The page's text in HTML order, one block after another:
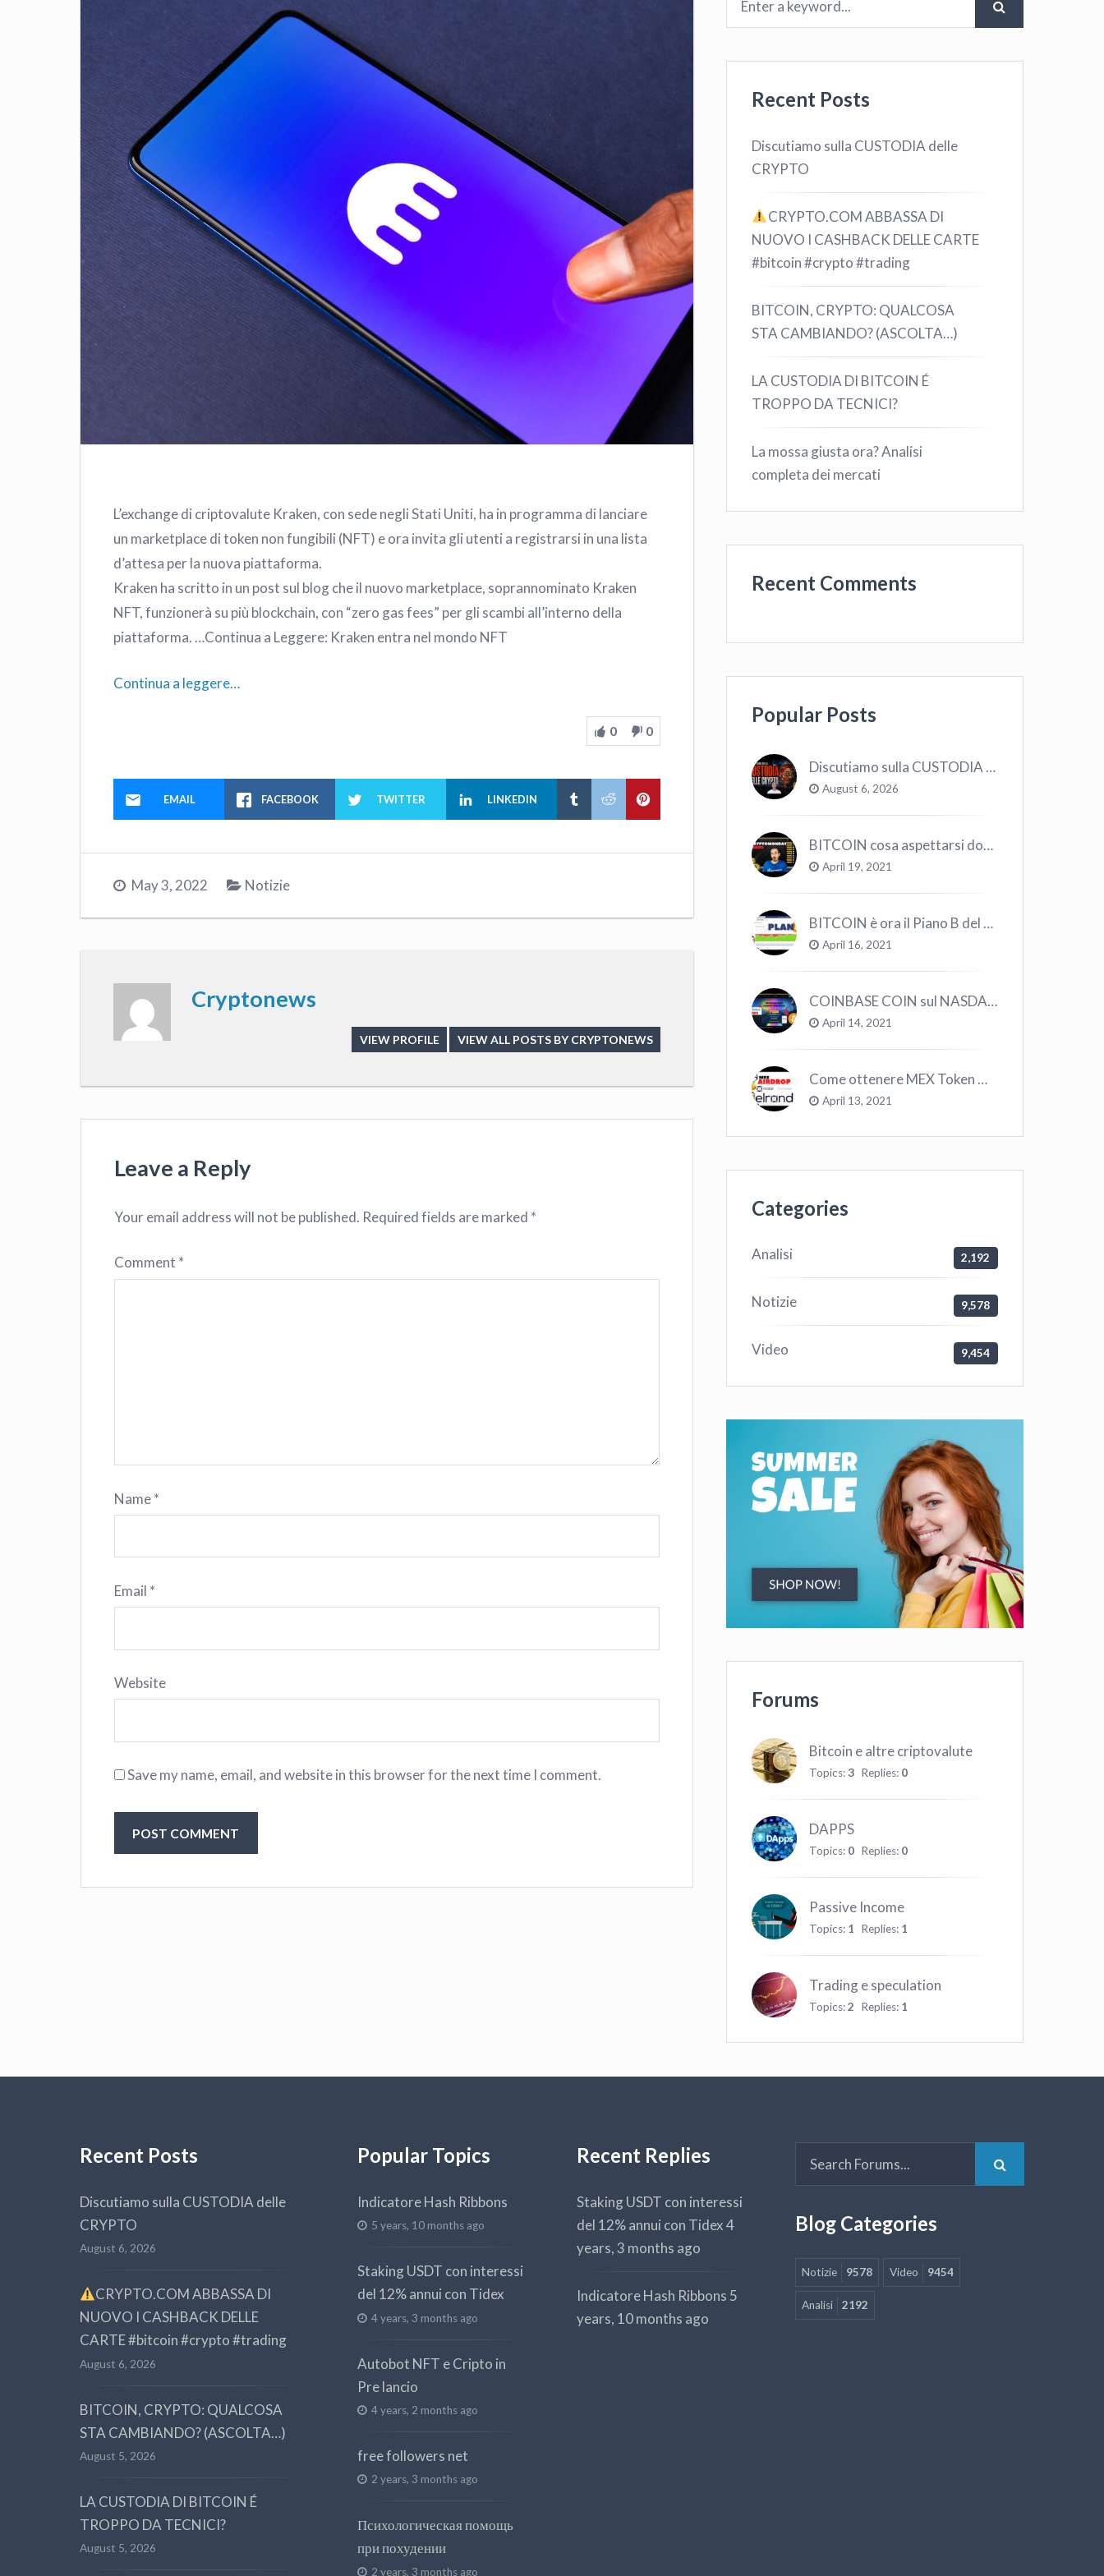
L’exchange di criptovalute Kraken, con sede negli Stati Uniti, ha in programma di lanciare
un marketplace di token non fungibili (NFT) e ora invita gli utenti a registrarsi in una lista
d’attesa per la nuova piattaforma.
Kraken ha scritto in un post sul blog che il nuovo marketplace, soprannominato Kraken
NFT, funzionerà su più blockchain, con “zero gas fees” per gli scambi all’interno della
piattaforma. …Continua a Leggere: Kraken entra nel mondo NFT
Continua a leggere…
0 0
EMAIL FACEBOOK TWITTER LINKEDIN
May 3, 2022 Notizie
Cryptonews
VIEW PROFILE VIEW ALL POSTS BY CRYPTONEWS
Leave a Reply
Your email address will not be published. Required fields are marked *
Comment *
Name*
Email *
Website
Save my name, email, and website in this browser for the next time I comment.
Recent Posts
Discutiamo sulla CUSTODIA delle
CRYPTO
CRYPTO.COM ABBASSA DI
NUOVO I CASHBACK DELLE CARTE
#bitcoin #crypto #trading
BITCOIN, CRYPTO: QUALCOSA
STA CAMBIANDO? (ASCOLTA…)
LA CUSTODIA DI BITCOIN É
TROPPO DA TECNICI?
La mossa giusta ora? Analisi
completa dei mercati
Recent Comments
Popular Posts
Discutiamo sulla CUSTODIA delle CRYPTO
August 6, 2026
BITCOIN cosa aspettarsi dopo il “Crollo”? – CryptoMonday NEWS w16/’21
April 19, 2021
BITCOIN è ora il Piano B del Mondo
April 16, 2021
COINBASE COIN sul NASDAQ e le CRYPTO volano!
April 14, 2021
Come ottenere MEX Token GRATIS su Elrond ?
April 13, 2021
Categories
Analisi 2,192
Notizie 9,578
Video 9,454
Forums
Bitcoin e altre criptovalute
Topics:3 Replies: 0
DAPPS
Topics: 0 Replies: 0
Passive Income
Topics: 1 Replies: 1
Trading e speculation
Topics:2 Replies: 1
Recent Posts
Discutiamo sulla CUSTODIA delle
CRYPTO
August 6, 2026
CRYPTO.COM ABBASSA DI
NUOVO I CASHBACK DELLE
CARTE #bitcoin #crypto #trading
August 6, 2026
BITCOIN, CRYPTO: QUALCOSA
STA CAMBIANDO? (ASCOLTA…)
August 5, 2026
LA CUSTODIA DI BITCOIN É
TROPPO DA TECNICI?
August 5, 2026
Popular Topics
Indicatore Hash Ribbons
5 years, 10 months ago
Staking USDT con interessi
del 12% annui con Tidex
4 years, 3 months ago
Autobot NFT e Cripto in
Pre lancio
4 years, 2 months ago
free followers net
2 years, 3 months ago
Психологическая помощь
при похудении
2 years, 3 months ago
Recent Replies
Staking USDT con interessi
del 12% annui con Tidex4
years, 3 months ago
Indicatore Hash Ribbons 5
years, 10 months ago
Blog Categories
Notizie 9578 Video 9454
Analisi 2192